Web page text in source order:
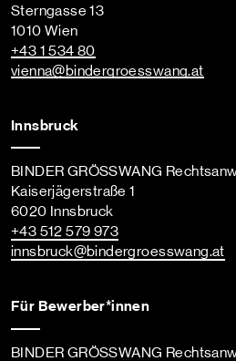
Sterngasse 13
1010 Wien
+43 1 534 80
vienna@bindergroesswang.at
Innsbruck
BINDER GRÖSSWANG
Kaiserjägerstraße 1
6020 Innsbruck
+43 512 579 973
innsbruck@bindergroesswang.at
Für Bewerber*innen
BINDER GRÖSSWANG